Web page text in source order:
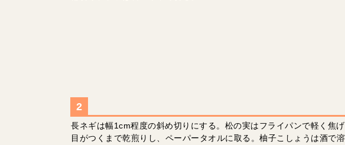
長ネギは幅1cm程度の斜め切りにする。松の実はフライパンで軽く焦げ
目がつくまで乾煎りし、ペーパータオルに取る。柚子こしょうは酒で溶